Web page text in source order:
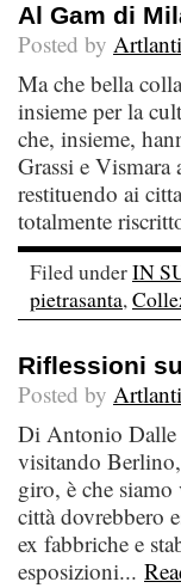
Al Gam di
Posted by
Ma che bella
insieme per la
che, insieme,
Grassi e
restituendo ai
totalmente
Filed underIN
pietrasanta,
Riflessioni
Posted by
Di Antonio Dalle
visitando
giro, è che
città dovrebbero
ex fabbriche e
esposizioni...